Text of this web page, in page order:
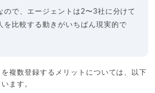
ので、エージェントは2〜3社に分けて
を比較する動きがいちばん現実的で
複数登録するメリットについては、以下
ます。